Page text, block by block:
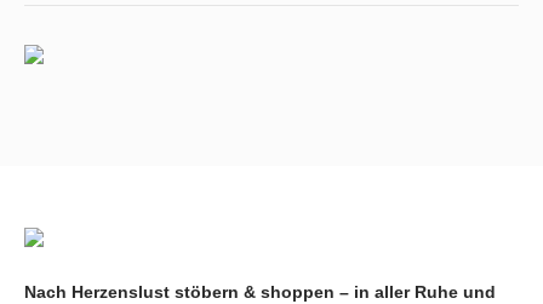
Nach Herzenslust stöbern & shoppen – in aller Ruhe und